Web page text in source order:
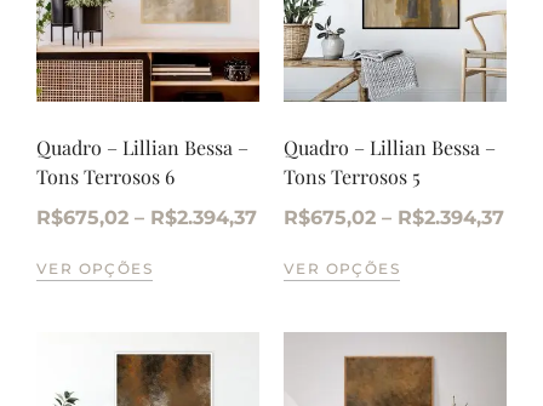
Quadro – Lillian Bessa –
Tons Terrosos 6
R$675,02 – R$2.394,37
VER OPÇÕES
Quadro – Lillian Bessa –
Tons Terrosos 5
R$675,02 – R$2.394,37
VER OPÇÕES